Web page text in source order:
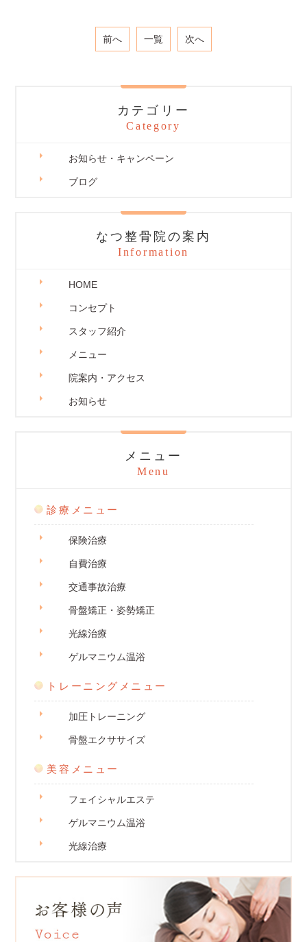
前へ 一覧 次へ
カテゴリー
Category
お知らせ・キャンペーン
ブログ
なつ整骨院の案内
Information
HOME
コンセプト
スタッフ紹介
メニュー
院案内・アクセス
お知らせ
メニュー
Menu
診療メニュー
保険治療
自費治療
交通事故治療
骨盤矯正・姿勢矯正
光線治療
ゲルマニウム温浴
トレーニングメニュー
加圧トレーニング
骨盤エクササイズ
美容メニュー
フェイシャルエステ
ゲルマニウム温浴
光線治療